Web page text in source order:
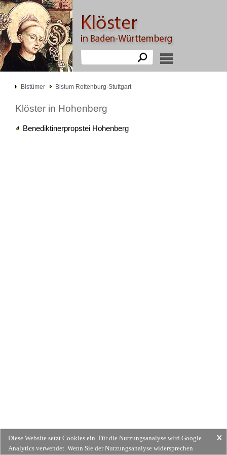
Bistümer Bistum Rottenburg-Stuttgart
Klöster in Hohenberg
Benediktinerpropstei Hohenberg
Diese Website setzt Cookies ein. Für die Nutzungsanalyse wird Google
Analytics verwendet. Wenn Sie der Nutzungsanalyse widersprechen